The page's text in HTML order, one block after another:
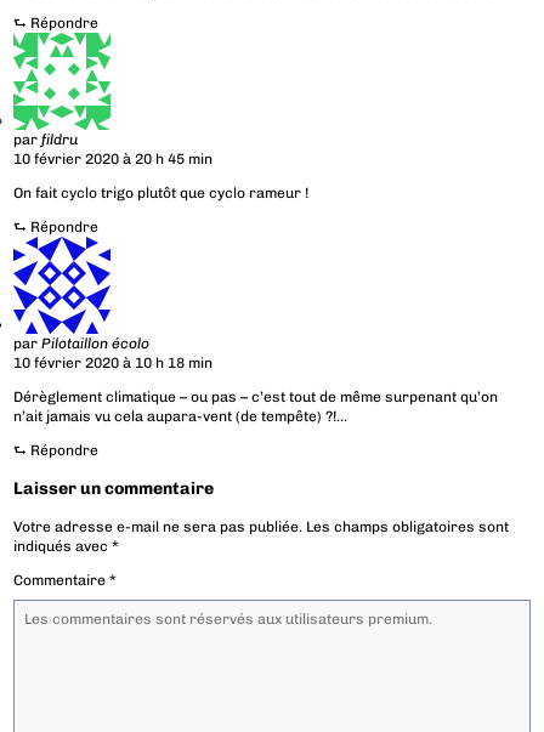
⮑ Répondre
parfildru
10 février 2020 à 20 h 45 min
On fait cyclo trigo plutôt que cyclo rameur !
⮑ Répondre
parPilotaillon écolo
10 février 2020 à 10 h 18 min
Dérèglement climatique – ou pas – c’est tout de même surpenant qu’on
n’ait jamais vu cela aupara-vent (de tempête) ?!…
⮑ Répondre
Laisser un commentaire
Votre adresse e-mail ne sera pas publiée. Les champs obligatoires sont
indiqués avec*
Commentaire*